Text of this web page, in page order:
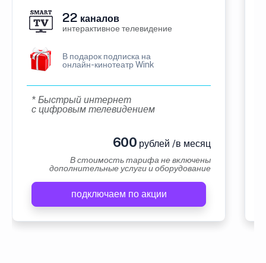
22 каналов
интерактивное телевидение
В подарок подписка на
онлайн-кинотеатр Wink
* Быстрый интернет
с цифровым телевидением
600 рублей /в месяц
В стоимость тарифа не включены
дополнительные услуги и оборудование
подключаем по акции